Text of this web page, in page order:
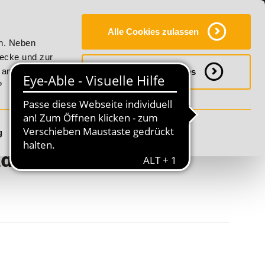
Neben
und zur
Details anzeigen
Alle Cookies zulassen
Notwendige Cookies
KONTAKT FAQ ONLINE-CAMPUS
20% Rabatt bis 17. August 2026 - Summer Vitality!